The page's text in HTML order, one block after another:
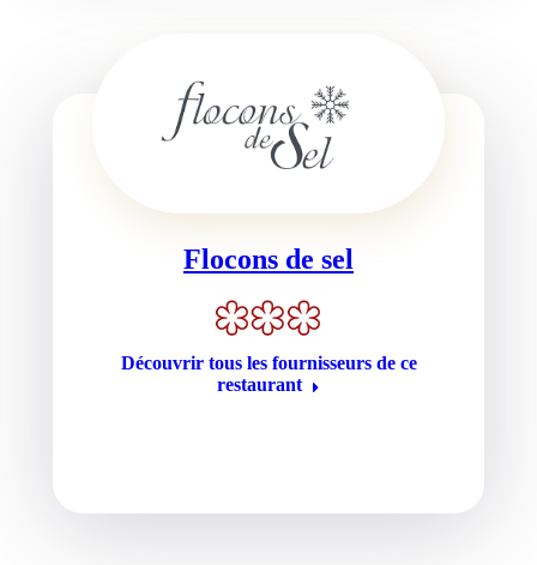
Flocons de sel
Découvrir tous les fournisseurs de ce
restaurant